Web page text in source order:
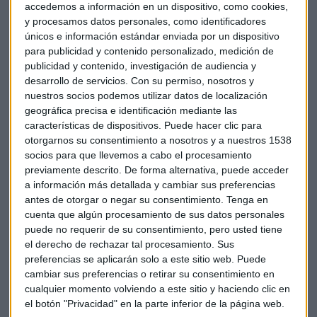
accedemos a información en un dispositivo, como cookies,
y procesamos datos personales, como identificadores
únicos e información estándar enviada por un dispositivo
para publicidad y contenido personalizado, medición de
publicidad y contenido, investigación de audiencia y
desarrollo de servicios. Con su permiso, nosotros y
nuestros socios podemos utilizar datos de localización
geográfica precisa e identificación mediante las
características de dispositivos. Puede hacer clic para
otorgarnos su consentimiento a nosotros y a nuestros 1538
socios para que llevemos a cabo el procesamiento
previamente descrito. De forma alternativa, puede acceder
a información más detallada y cambiar sus preferencias
antes de otorgar o negar su consentimiento. Tenga en
cuenta que algún procesamiento de sus datos personales
puede no requerir de su consentimiento, pero usted tiene
el derecho de rechazar tal procesamiento. Sus
preferencias se aplicarán solo a este sitio web. Puede
cambiar sus preferencias o retirar su consentimiento en
cualquier momento volviendo a este sitio y haciendo clic en
el botón "Privacidad" en la parte inferior de la página web.
separado.Aunque al poco deasumir el cargo de consejero
delegado sí expuso que su objetivo es que la nueva GE se
centre en los negocios de energía, aviación y salud.
Según el directivo la compañía estaría valorando cuál es l
mejor estructura para maximizar el potencial de sus
negocios. El rendimiento del conglomerado durante los
últimos años, refuerza su visión de que la compañía debe
reestructurarse. General Electric ya ha recortado la mitad
del dividendo y ha anunciado que iba a realizar
desinversiones por valor de 20.000 millones de
dólares.